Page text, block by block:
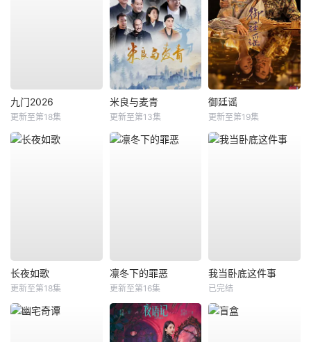
九门2026
更新至第18集
米良与麦青
更新至第13集
御廷谣
更新至第19集
长夜如歌
更新至第18集
凛冬下的罪恶
更新至第16集
我当卧底这件事
已完结